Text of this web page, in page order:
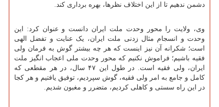
دشمن ندهیم تا از این اختلاف نظرها، بهره برداری کند.
وی، ولایت را محور وحدت ملت ایران دانست و عنوان کرد: این
وحدت و انسجام مثال زدنی ملت ایران، یک عنایت و تفضل الهی
است؛ شکرانه آن نیز اینست که هر چه بیشتر گوش به فرمان ولی
فقیه باشیم؛ فراموش نکنیم که محور وحدت ملی اعجاب انگیز ملت
ایران، ولی فقیه است. در طول این ۴۷ سال، در هر مقطعی که
کامل و جامع به امر ولی فقیه، گوش سپردیم، توفیق یافتیم و هر کجا
در این راه سستی و کاهلی کردیم، متضرر و مغبون شدیم.